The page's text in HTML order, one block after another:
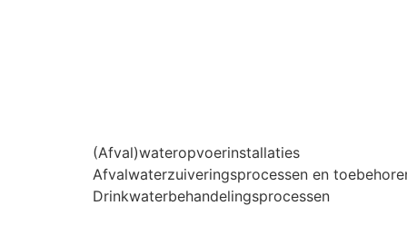
(Afval)wateropvoerinstallaties
Afvalwaterzuiveringsprocessen en
Drinkwaterbehandelingsprocessen